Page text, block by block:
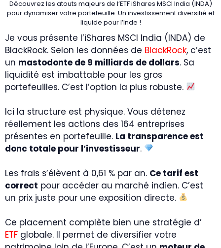
Découvrez les atouts majeurs de l’ETF iShares MSCI India (INDA)
pour dynamiser votre portefeuille. Un investissement diversifié et
liquide pour l’Inde !
Je vous présente l’iShares MSCI India (INDA) de
BlackRock. Selon les données de BlackRock, c’est
un mastodonte de 9 milliards de dollars. Sa
liquidité est imbattable pour les gros
portefeuilles. C’est l’option la plus robuste.
Ici la structure est physique. Vous détenez
réellement les actions des 164 entreprises
présentes en portefeuille. La transparence est
donc totale pour l’investisseur.
Les frais s’élèvent à 0,61 % par an. Ce tarif est
correct pour accéder au marché indien. C’est
un prix juste pour une exposition directe.
Ce placement complète bien une stratégie d’
ETF globale. Il permet de diversifier votre